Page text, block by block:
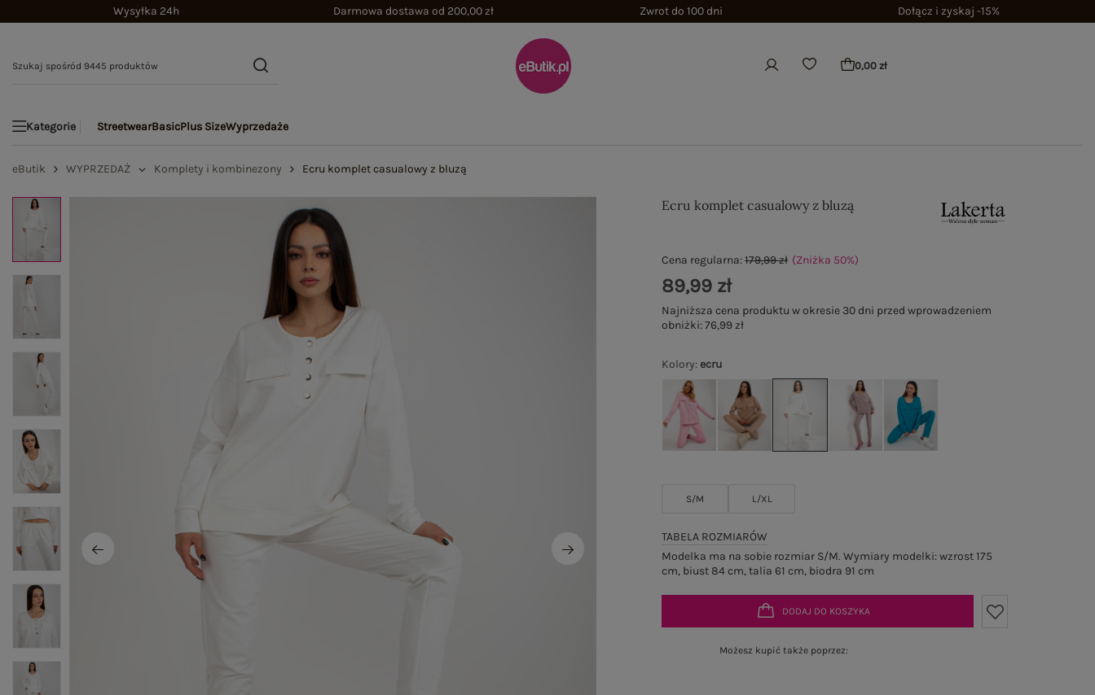
Wysyłka 24h Darmowa dostawa od 200,00 zł Zwrot do 100 dni Dołącz i zyskaj -15%
0,00 zł
Kategorie StreetwearBasicPlus SizeWyprzedaże
eButik WYPRZEDAŻ Komplety i kombinezony Ecru komplet casualowy z bluzą
Ecru komplet casualowy z bluzą
Kolory: ecru
S/M L/XL
TABELA ROZMIARÓW
Modelka ma na sobie rozmiar S/M. Wymiary modelki: wzrost 175
cm, biust 84 cm, talia 61 cm, biodra 91 cm
Cena regularna:179,99 zł (Zniżka 50%)
89,99 zł
Najniższa cena produktu w okresie 30 dni przed wprowadzeniem
obniżki:76,99 zł
DODAJ DO KOSZYKA
Możesz kupić także poprzez: